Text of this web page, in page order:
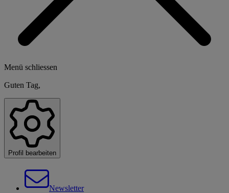
Menü schliessen
Guten Tag,
Profil bearbeiten
Newsletter